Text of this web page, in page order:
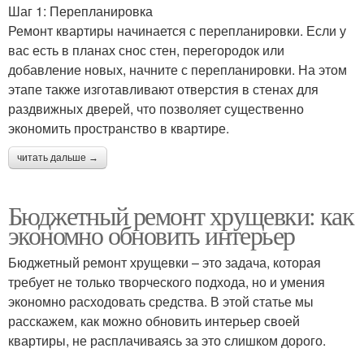
Шаг 1: Перепланировка
Ремонт квартиры начинается с перепланировки. Если у
вас есть в планах снос стен, перегородок или
добавление новых, начните с перепланировки. На этом
этапе также изготавливают отверстия в стенах для
раздвижных дверей, что позволяет существенно
экономить пространство в квартире.
читать дальше →
Бюджетный ремонт хрущевки: как
экономно обновить интерьер
Бюджетный ремонт хрущевки – это задача, которая
требует не только творческого подхода, но и умения
экономно расходовать средства. В этой статье мы
расскажем, как можно обновить интерьер своей
квартиры, не расплачиваясь за это слишком дорого.